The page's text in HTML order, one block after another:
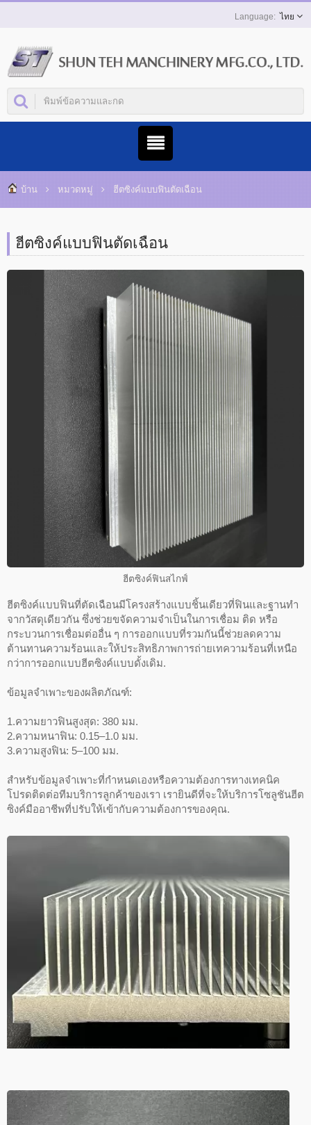
ไทย
บ้าน หมวดหมู่ ฮีตซิงค์แบบฟินตัดเฉือน
ฮีตซิงค์แบบฟินตัดเฉือน
ฮีตซิงค์ฟินสไกฟ์
ฮีตซิงค์แบบฟินที่ตัดเฉือนมีโครงสร้างแบบชิ้นเดียวที่ฟินและฐานทำ
จากวัสดุเดียวกัน ซึ่งช่วยขจัดความจำเป็นในการเชื่อม ติด หรือ
กระบวนการเชื่อมต่ออื่น ๆ การออกแบบที่รวมกันนี้ช่วยลดความ
ต้านทานความร้อนและให้ประสิทธิภาพการถ่ายเทความร้อนที่เหนือ
กว่าการออกแบบฮีตซิงค์แบบดั้งเดิม.
ข้อมูลจำเพาะของผลิตภัณฑ์:
1.ความยาวฟินสูงสุด: 380 มม.
2.ความหนาฟิน: 0.15–1.0 มม.
3.ความสูงฟิน: 5–100 มม.
สำหรับข้อมูลจำเพาะที่กำหนดเองหรือความต้องการทางเทคนิค
โปรดติดต่อทีมบริการลูกค้าของเรา เรายินดีที่จะให้บริการโซลูชันฮีต
ซิงค์มืออาชีพที่ปรับให้เข้ากับความต้องการของคุณ.